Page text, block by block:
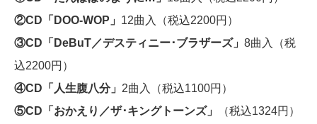
②CD「DOO-WOP」 12曲入（税込2200円）
③CD「DeBuT／デスティニー･ブラザーズ」 8曲入（税
込2200円）
④CD「人生腹八分」 2曲入（税込1100円）
⑤CD「おかえり／ザ･キングトーンズ」
（税込1324円）